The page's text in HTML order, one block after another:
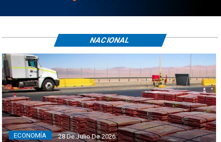
ECONOMÍA 28 De Julio De 2026
NACIONAL